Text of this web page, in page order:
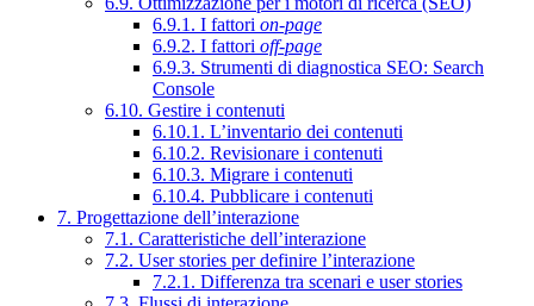
6.9.1. I fattori on-page
6.9.2. I fattori off-page
6.9.3. Strumenti di diagnostica SEO: Search
Console
6.10. Gestire i contenuti
6.10.1. L’inventario dei contenuti
6.10.2. Revisionare i contenuti
6.10.3. Migrare i contenuti
6.10.4. Pubblicare i contenuti
7. Progettazione dell’interazione
7.1. Caratteristiche dell’interazione
7.2. User stories per definire l’interazione
7.2.1. Differenza tra scenari e user stories